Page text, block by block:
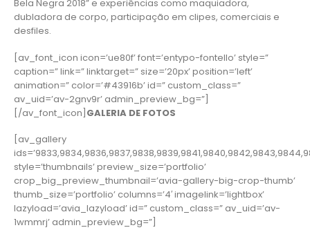
Bela Negra 2018” e experiências como maquiadora,
dubladora de corpo, participação em clipes, comerciais e
desfiles.
[av_font_icon icon=’ue80f’ font=’entypo-fontello’ style=”
caption=” link=” linktarget=” size=’20px’ position=’left’
animation=” color=’#43916b’ id=” custom_class=”
av_uid=’av-2gnv9r’ admin_preview_bg=”]
[/av_font_icon] GALERIA DE FOTOS
[av_gallery
style=’thumbnails’ preview_size=’portfolio’
crop_big_preview_thumbnail=’avia-gallery-big-crop-thumb’
thumb_size=’portfolio’ columns=’4′ imagelink=’lightbox’
lazyload=’avia_lazyload’ id=” custom_class=” av_uid=’av-
1wmmrj’ admin_preview_bg=”]